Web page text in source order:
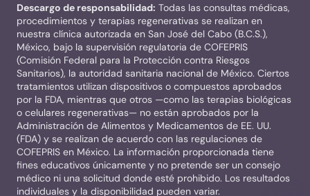
Descargo de responsabilidad: Todas las consultas médicas,
procedimientos y terapias regenerativas se realizan en
nuestra clínica autorizada en San José del Cabo (B.C.S.),
México, bajo la supervisión regulatoria de COFEPRIS
(Comisión Federal para la Protección contra Riesgos
Sanitarios), la autoridad sanitaria nacional de México. Ciertos
tratamientos utilizan dispositivos o compuestos aprobados
por la FDA, mientras que otros —como las terapias biológicas
o celulares regenerativas— no están aprobados por la
Administración de Alimentos y Medicamentos de EE. UU.
(FDA) y se realizan de acuerdo con las regulaciones de
COFEPRIS en México. La información proporcionada tiene
fines educativos únicamente y no pretende ser un consejo
médico ni una solicitud donde esté prohibido. Los resultados
individuales y la disponibilidad pueden variar.